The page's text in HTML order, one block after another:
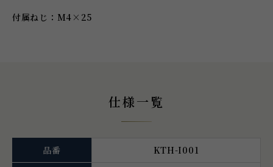
付属ねじ：M4×25
仕様一覧
品番
KTH-I001